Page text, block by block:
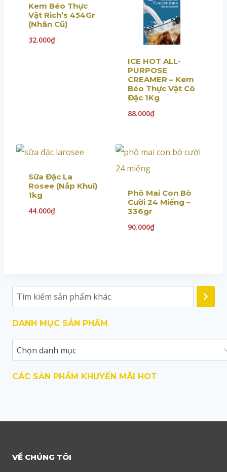
Kem Béo Thực
Vật Rich’s 454Gr
(Nhãn Cũ)
32.000₫
ICE HOT ALL-
PURPOSE
CREAMER – Kem
Béo Thực Vật Cô
Đặc 1Kg
88.000₫
Sữa Đặc La
Rosee (Nắp Khui)
1kg
44.000₫
Phô Mai Con Bò
Cười 24 Miếng –
336gr
90.000₫
DANH MỤC SẢN PHẨM
CÁC SẢN PHẨM KHUYẾN MÃI HOT
VỀ CHÚNG TÔI